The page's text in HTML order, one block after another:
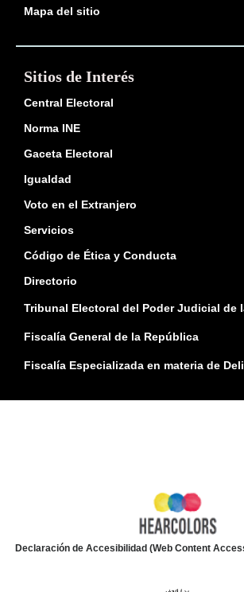
Mapa del sitio
Sitios de Interés
Central Electoral
Norma INE
Gaceta Electoral
Igualdad
Voto en el Extranjero
Servicios
Código de Ética y Conducta
Directorio
Tribunal Electoral del Poder Judicial de
Fiscalía General de la República
Fiscalía Especializada en materia de
Declaración de Accesibilidad (Web Content